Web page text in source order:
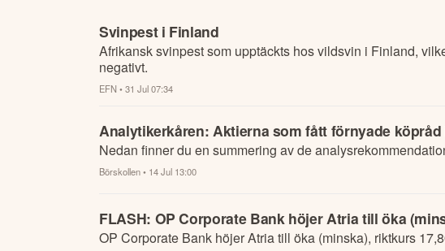
Svinpest i Finland
Afrikansk svinpest som upptäckts hos vildsvin i Finland,
negativt.
EFN• 31 Jul 07:34
Analytikerkåren: Aktierna som fått förnyade köpråd
Nedan finner du en summering av de
Börskollen• 14 Jul 13:00
FLASH: OP Corporate Bank höjer Atria till öka
OP Corporate Bank höjer Atria till öka (minska), riktkurs